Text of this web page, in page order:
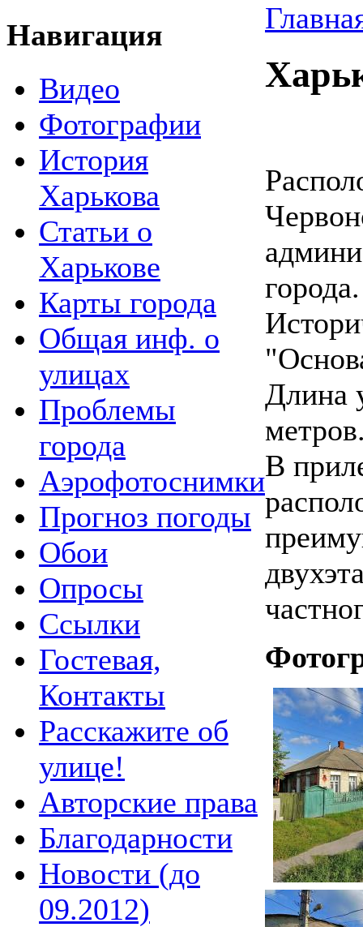
Навигация
Видео
Фотографии
История
Харькова
Статьи о
Харькове
Карты города
Общая инф. о
улицах
Проблемы
города
Аэрофотоснимки
Прогноз погоды
Обои
Опросы
Ссылки
Гостевая,
Контакты
Расскажите об
улице!
Авторские права
Благодарности
Новости (до
09.2012)
города.
Длина
В